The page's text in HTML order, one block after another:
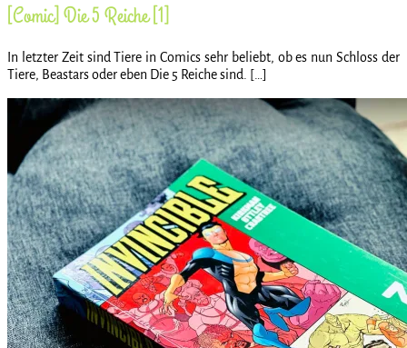
[Comic] Die 5 Reiche [1]
In letzter Zeit sind Tiere in Comics sehr beliebt, ob es nun Schloss der
Tiere, Beastars oder eben Die 5 Reiche sind. […]